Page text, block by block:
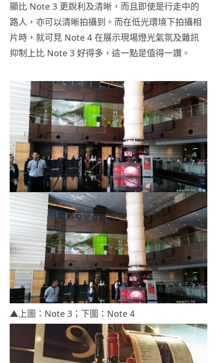
顯比 Note 3 更銳利及清晰，而且即使是行走中的
路人，亦可以清晰拍攝到。而在低光環境下拍攝相
片時，就可見 Note 4 在展示現場燈光氣氛及雜訊
抑制上比 Note 3 好得多，這一點是值得一讚。
▲上圖：Note 3；下圖：Note 4